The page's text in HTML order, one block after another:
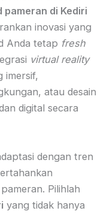
di Kediri
inovasi yang
Anda tetap fresh
virtual reality
imersif,
atau desain
digital secara
dengan tren
Pilihlah
yang tidak hanya